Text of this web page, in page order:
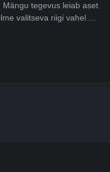
tegevus leiab aset
valitseva riigi vahel …